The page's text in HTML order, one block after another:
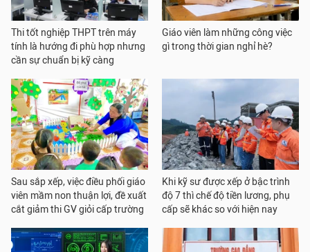
Thi tốt nghiệp THPT trên máy
tính là hướng đi phù hợp nhưng
cần sự chuẩn bị kỹ càng
Giáo viên làm những công việc
gì trong thời gian nghỉ hè?
Sau sắp xếp, việc điều phối giáo
viên mầm non thuận lợi, đề xuất
cắt giảm thi GV giỏi cấp trường
Khi kỹ sư được xếp ở bậc trình
độ 7 thì chế độ tiền lương, phụ
cấp sẽ khác so với hiện nay